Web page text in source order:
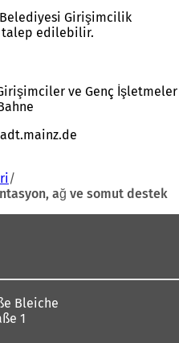
Girişimcilik
talep edilebilir.
ve Genç İşletmeler
de
ağ ve somut destek
Bleiche
1